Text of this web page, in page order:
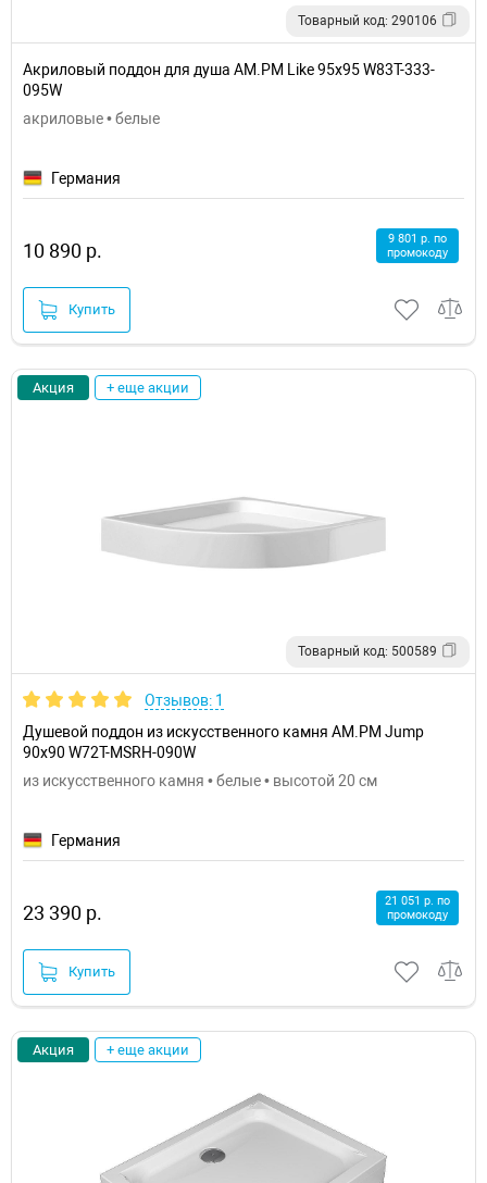
Товарный код: 290106
Акриловый поддон для душа AM.PM Like 95х95 W83T-333-
095W
акриловые • белые
Германия
10 890 р.
9 801 р. по
промокоду
Купить
Акция + еще акции
Товарный код: 500589
Отзывов: 1
Душевой поддон из искусственного камня AM.PM Jump
90x90 W72T-MSRH-090W
из искусственного камня • белые • высотой 20 см
Германия
23 390 р.
21 051 р. по
промокоду
Купить
Акция + еще акции